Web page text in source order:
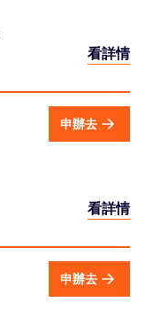
看詳情
申辦去
看詳情
申辦去